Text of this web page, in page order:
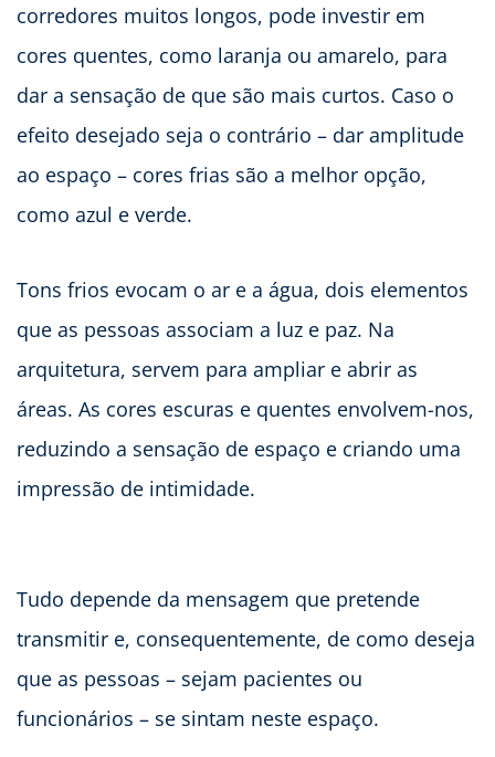
corredores muitos longos, pode investir em
cores quentes, como laranja ou amarelo, para
dar a sensação de que são mais curtos. Caso o
efeito desejado seja o contrário – dar amplitude
ao espaço – cores frias são a melhor opção,
como azul e verde.
Tons frios evocam o ar e a água, dois elementos
que as pessoas associam a luz e paz. Na
arquitetura, servem para ampliar e abrir as
áreas. As cores escuras e quentes envolvem-nos,
reduzindo a sensação de espaço e criando uma
impressão de intimidade.
Tudo depende da mensagem que pretende
transmitir e, consequentemente, de como deseja
que as pessoas – sejam pacientes ou
funcionários – se sintam neste espaço.